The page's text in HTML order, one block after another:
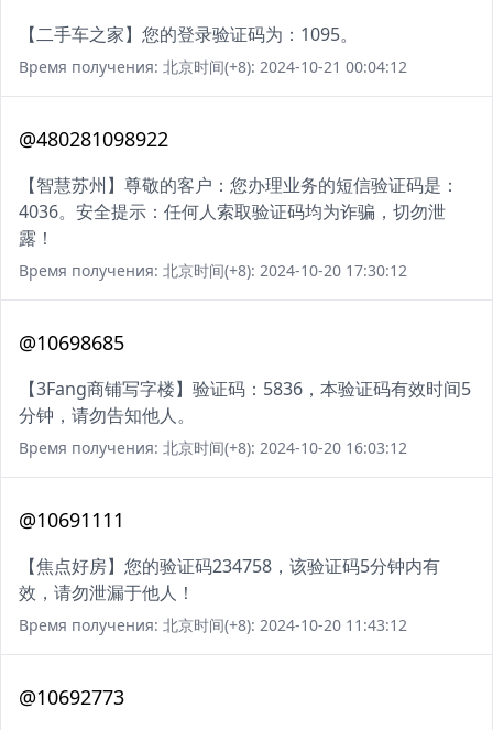
【二手车之家】您的登录验证码为：1095。
Время получения: 北京时间(+8): 2024-10-21 00:04:12
@480281098922
【智慧苏州】尊敬的客户：您办理业务的短信验证码是：
4036。安全提示：任何人索取验证码均为诈骗，切勿泄
露！
Время получения: 北京时间(+8): 2024-10-20 17:30:12
@10698685
【3Fang商铺写字楼】验证码：5836，本验证码有效时间5
分钟，请勿告知他人。
Время получения: 北京时间(+8): 2024-10-20 16:03:12
@10691111
【焦点好房】您的验证码234758，该验证码5分钟内有
效，请勿泄漏于他人！
Время получения: 北京时间(+8): 2024-10-20 11:43:12
@10692773